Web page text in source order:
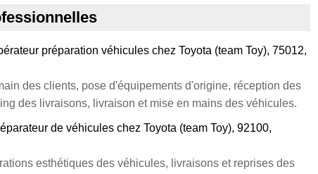
préparation véhicules chez Toyota (team Toy), 75012,
des clients, pose d'équipements d'origine, réception des
des livraisons, livraison et mise en mains des véhicules.
de véhicules chez Toyota (team Toy), 92100,
esthétiques des véhicules, livraisons et reprises des